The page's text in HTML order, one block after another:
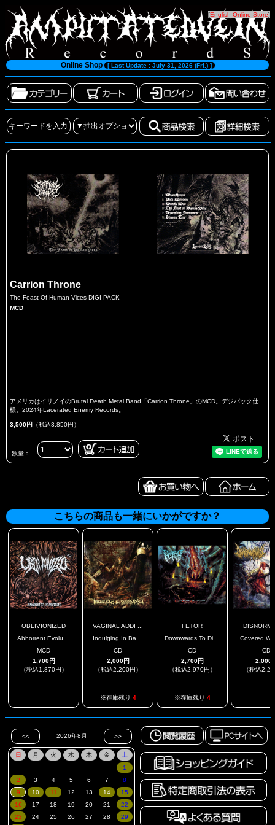
[English Online Store]
Online Shop [ Last Update : July 31, 2026 (Fri.) ]
Carrion Throne
The Feast Of Human Vices DIGI-PACK
MCD
アメリカはイリノイのBrutal Death Metal Band「Carrion Throne」のMCD。デジパック仕
様。2024年Lacerated Enemy Records。
3,500円 （税込3,850円）
数量：
こちらの商品も一緒にいかがですか？
OBLIVIONIZED
Abhorrent Evolu ...
MCD
1,700円
（税込1,870円）
VAGINAL ADDI ...
Indulging In Ba ...
CD
2,000円
（税込2,200円）
※在庫残り 4
FETOR
Downwards To Di ...
CD
2,700円
（税込2,970円）
※在庫残り 4
Covered
CD
2,000
（税込